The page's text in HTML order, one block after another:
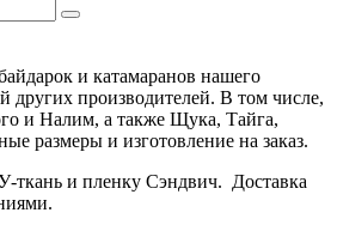
и катамаранов нашего
других производителей. В том числе,
и Налим, а также Щука, Тайга,
размеры и изготовление на заказ.
ткань и пленку Сэндвич. Доставка